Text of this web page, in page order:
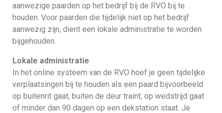
aanwezige paarden op het bedrijf bij de RVO bij te
houden. Voor paarden die tijdelijk niet op het bedrijf
aanwezig zijn, dient een lokale administratie te worden
bijgehouden.
Lokale administratie
In het online systeem van de RVO hoef je geen tijdelijke
verplaatsingen bij te houden als een paard bijvoorbeeld
op buitenrit gaat, buiten de deur traint, op wedstrijd gaat
of minder dan 90 dagen op een dekstation staat. Je